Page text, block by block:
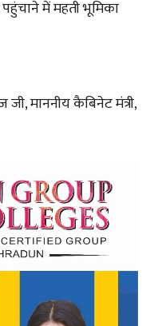
में महती भूमिका
जी, माननीय कैबिनेट मंत्री,